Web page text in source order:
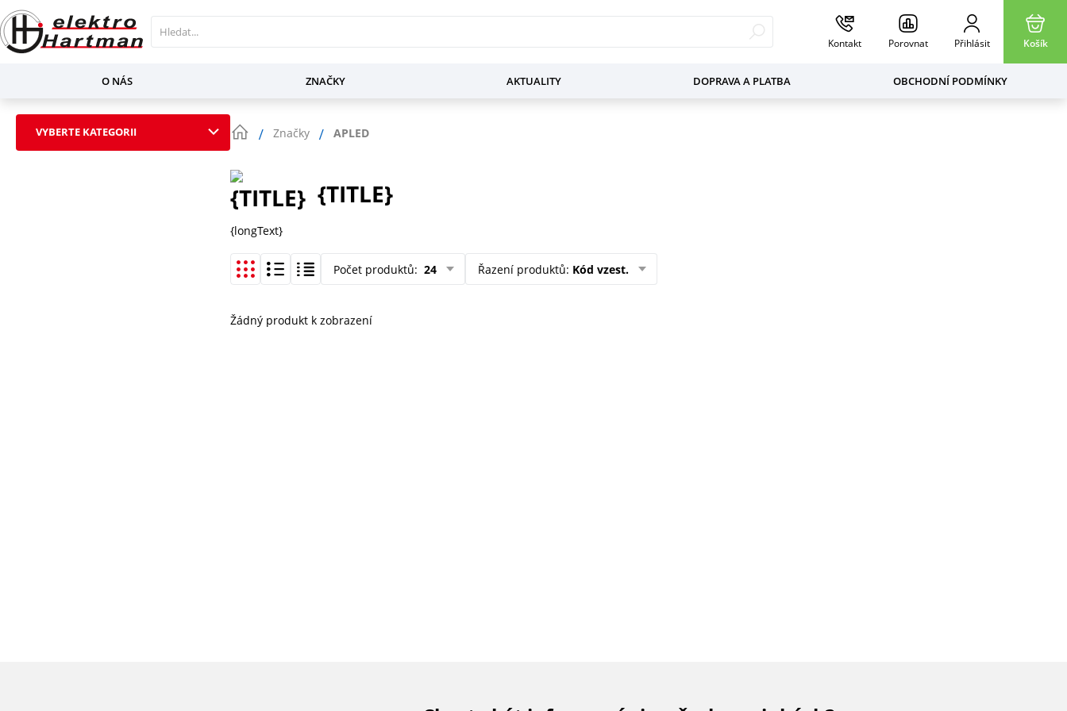
Kontakt Porovnat Přihlásit Košík
O NÁS ZNAČKY AKTUALITY DOPRAVA A PLATBA OBCHODNÍ PODMÍNKY
VYBERTE KATEGORII Značky APLED
{TITLE}
{longText}
Počet produktů: 24 Řazení produktů: Kód vzest.
Žádný produkt k zobrazení